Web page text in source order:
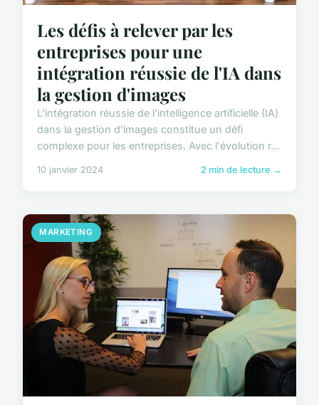
Les défis à relever par les
entreprises pour une
intégration réussie de l'IA dans
la gestion d'images
L'intégration réussie de l'intelligence artificielle (IA)
dans la gestion d'images constitue un défi
complexe pour les entreprises. Avec l'évolution r...
10 janvier 2024 2 min de lecture →
MARKETING